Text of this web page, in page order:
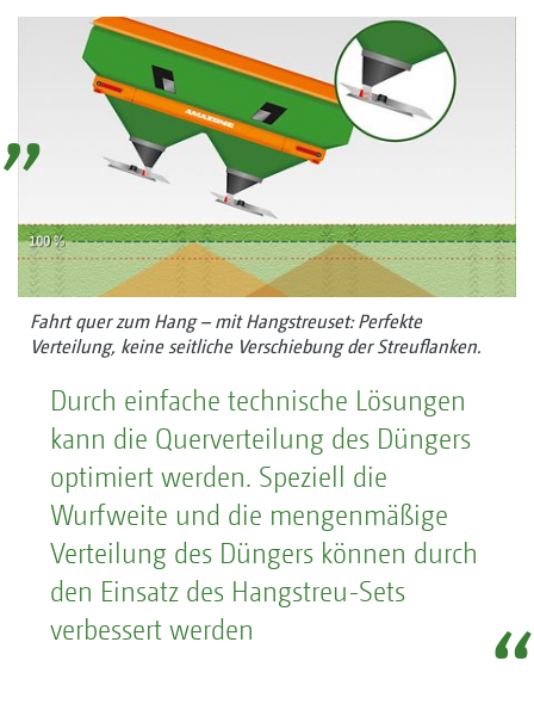
Fahrt quer zum Hang – mit Hangstreuset: Perfekte
Verteilung, keine seitliche Verschiebung der Streuflanken.
Durch einfache technische Lösungen
kann die Querverteilung des Düngers
optimiert werden. Speziell die
Wurfweite und die mengenmäßige
Verteilung des Düngers können durch
den Einsatz des Hangstreu-Sets
verbessert werden